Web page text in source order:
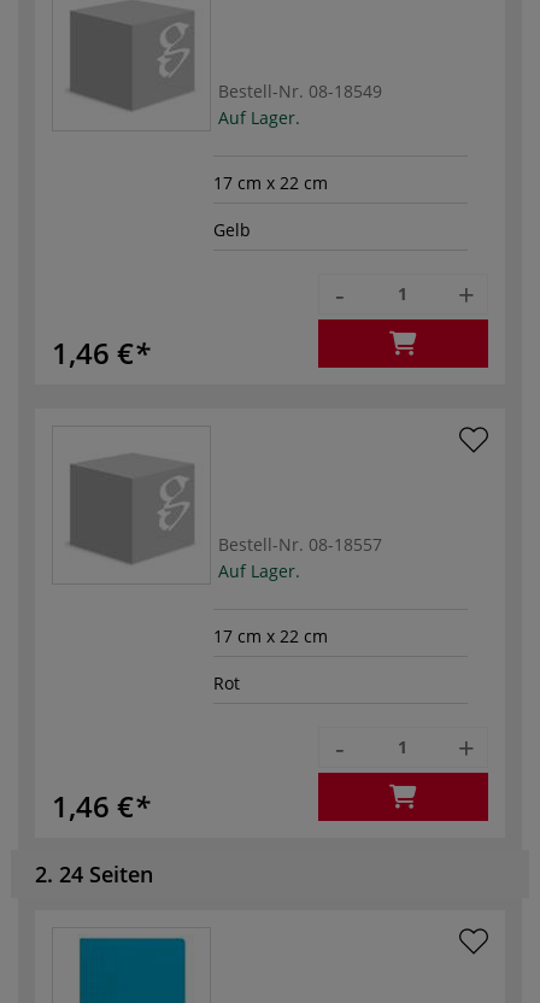
Bestell-Nr. 08-18549
Auf Lager.
17 cm x 22 cm
Gelb
1,46 €
- +
Bestell-Nr. 08-18557
Auf Lager.
17 cm x 22 cm
Rot
1,46 €
- +
2. 24 Seiten